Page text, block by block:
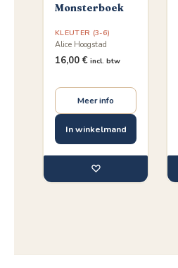
Monsterboek
KLEUTER (3-6)
Alice Hoogstad
16,00 € incl. btw
Meer info
In winkelmand
♡